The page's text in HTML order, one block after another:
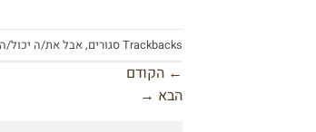
Trackbacks סגורים, אבל את/ה יכול/ה
← הקודם
הבא →